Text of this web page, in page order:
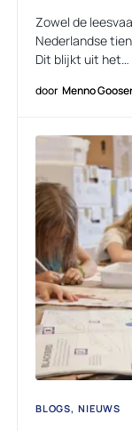
Zowel de
Nederlandse
Dit blijkt uit het…
door Menno
BLOGS NIEUWS